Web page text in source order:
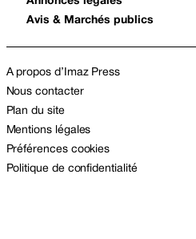
Avis & Marchés publics
A propos d’Imaz Press
Nous contacter
Plan du site
Mentions légales
Préférences cookies
Politique de confidentialité